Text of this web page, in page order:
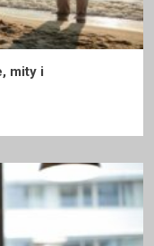
mity i